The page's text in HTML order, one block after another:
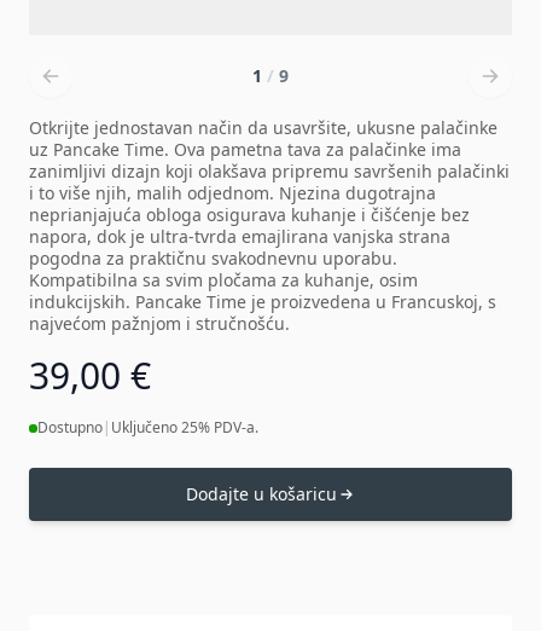
1 / 9
Otkrijte jednostavan način da usavršite, ukusne palačinke
uz Pancake Time. Ova pametna tava za palačinke ima
zanimljivi dizajn koji olakšava pripremu savršenih palačinki
i to više njih, malih odjednom. Njezina dugotrajna
neprianjajuća obloga osigurava kuhanje i čišćenje bez
napora, dok je ultra-tvrda emajlirana vanjska strana
pogodna za praktičnu svakodnevnu uporabu.
Kompatibilna sa svim pločama za kuhanje, osim
indukcijskih. Pancake Time je proizvedena u Francuskoj, s
najvećom pažnjom i stručnošću.
39,00 €
Dostupno| Uključeno 25% PDV-a.
Dodajte u košaricu